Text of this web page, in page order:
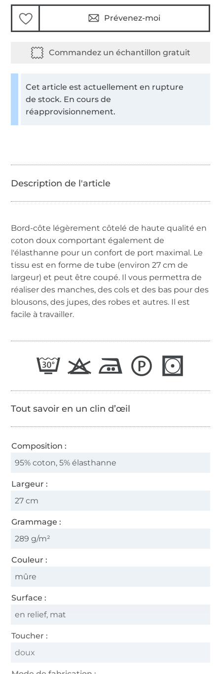
Prévenez-moi
Cet article est actuellement en rupture
de stock. En cours de
réapprovisionnement.
Bord-côte légèrement côtelé de haute qualité en
coton doux comportant également de
l'élasthanne pour un confort de port maximal. Le
tissu est en forme de tube (environ 27 cm de
largeur) et peut être coupé. Il vous permettra de
réaliser des manches, des cols et des bas pour des
blousons, des jupes, des robes et autres. Il est
facile à travailler.
Tout savoir en un clin d’œil
Composition :
95% coton, 5% élasthanne
Largeur :
27 cm
Grammage :
289 g/m²
Couleur :
mûre
Surface :
en relief, mat
Toucher :
doux